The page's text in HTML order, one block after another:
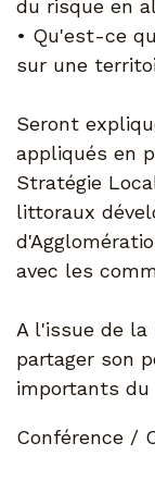
du risque en
• Qu'est-ce
sur une
Seront
appliqués en
Stratégie
littoraux
avec les
A l'issue de la
partager son
importants
Conférence /